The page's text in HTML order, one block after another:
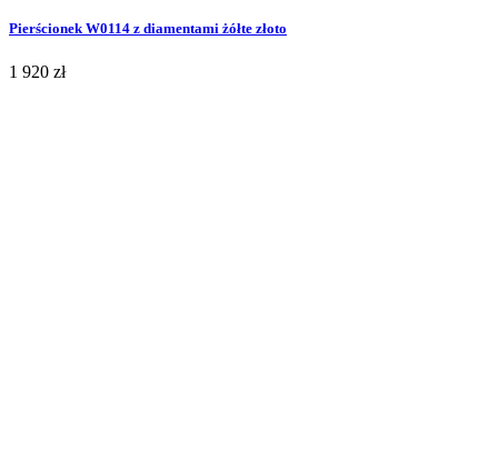
Pierścionek W0114 z diamentami żółte złoto
1 920 zł